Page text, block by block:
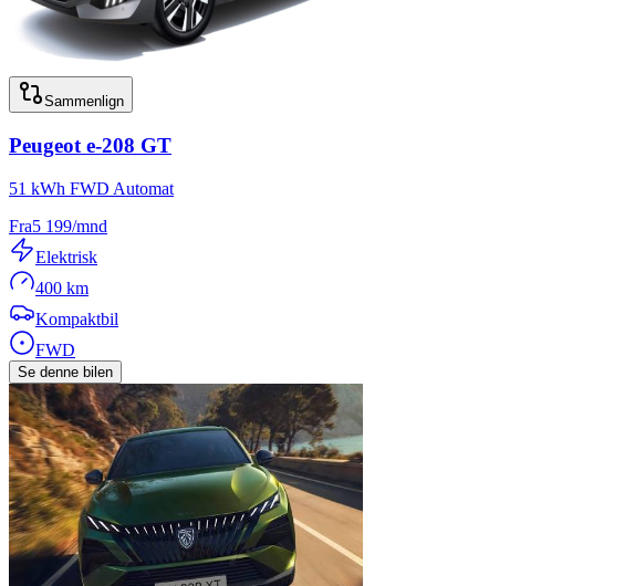
Sammenlign
Peugeot e-208 GT
51 kWh FWD Automat
Fra5 199/mnd
Elektrisk
400 km
Kompaktbil
FWD
Se denne bilen